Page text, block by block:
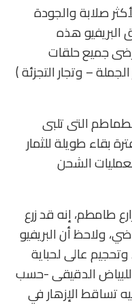
صلابة والجودة
البريفيو هذه
جميع حلقات
– وتجار التجزئة )
التى تلبى
بقاء طويلة للثمار
الشحن
طامطم، إنه قد زرع
15 إبريل الماضي، ولاحظ أن البريفيو
عالى لحباية
الدقيقى -حسب
تساقط الإزهار في